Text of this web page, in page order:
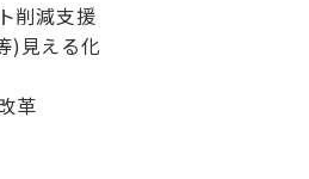
削減支援
)見える化
革